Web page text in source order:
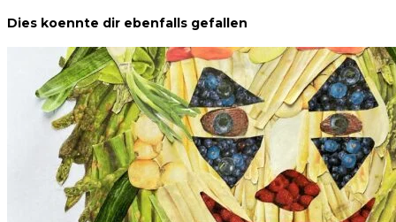
Dies koennte dir ebenfalls gefallen